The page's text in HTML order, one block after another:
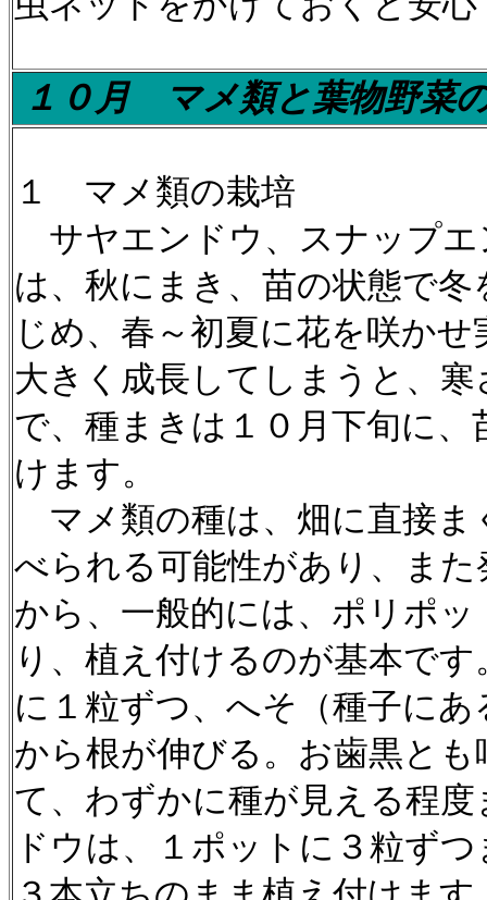
１０月 マメ類と葉物野菜
１ マメ類の栽培
サヤエンドウ、スナップエ
は、秋にまき、苗の状態で
じめ、春～初夏に花を咲か
大きく成長してしまうと、
で、種まきは１０月下旬に、
けます。
マメ類の種は、畑に直接ま
べられる可能性があり、ま
から、一般的には、ポリポ
り、植え付けるのが基本で
に１粒ずつ、へそ（種子に
から根が伸びる。お歯黒と
て、わずかに種が見える程
ドウは、１ポットに３粒ず